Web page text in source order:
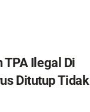
TPA Ilegal Di
Ditutup Tidak